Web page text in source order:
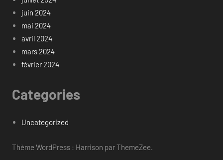
juin 2024
mai 2024
avril 2024
mars 2024
février 2024
Categories
Uncategorized
Thème WordPress : Harrison par ThemeZee.